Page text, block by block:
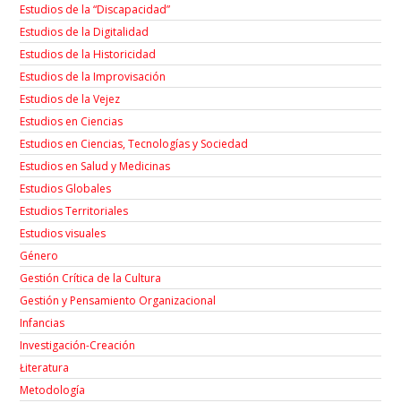
Estudios de la “Discapacidad”
Estudios de la Digitalidad
Estudios de la Historicidad
Estudios de la Improvisación
Estudios de la Vejez
Estudios en Ciencias
Estudios en Ciencias, Tecnologías y Sociedad
Estudios en Salud y Medicinas
Estudios Globales
Estudios Territoriales
Estudios visuales
Género
Gestión Crítica de la Cultura
Gestión y Pensamiento Organizacional
Infancias
Investigación-Creación
Łiteratura
Metodología